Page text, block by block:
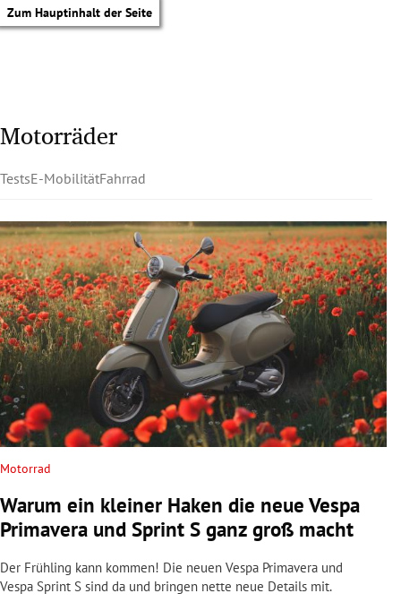
Zum Hauptinhalt der Seite
Untermenü
Untermenü
Untermenü
Untermenü
Untermenü
Motorräder
TestsE-MobilitätFahrrad
Motorrad
Warum ein kleiner Haken die neue Vespa
Primavera und Sprint S ganz groß macht
Der Frühling kann kommen! Die neuen Vespa Primavera und
Vespa Sprint S sind da und bringen nette neue Details mit.